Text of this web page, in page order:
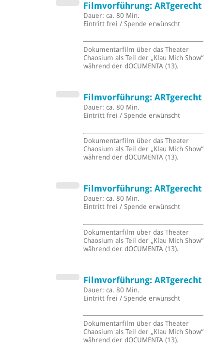
Filmvorführung: ARTgerecht
Dauer: ca. 80 Min.
Eintritt frei / Spende erwünscht
Dokumentarfilm über das Theater
Chaosium als Teil der „Klau Mich Show“
während der dOCUMENTA (13).
Filmvorführung: ARTgerecht
Dauer: ca. 80 Min.
Eintritt frei / Spende erwünscht
Dokumentarfilm über das Theater
Chaosium als Teil der „Klau Mich Show“
während der dOCUMENTA (13).
Filmvorführung: ARTgerecht
Dauer: ca. 80 Min.
Eintritt frei / Spende erwünscht
Dokumentarfilm über das Theater
Chaosium als Teil der „Klau Mich Show“
während der dOCUMENTA (13).
Filmvorführung: ARTgerecht
Dauer: ca. 80 Min.
Eintritt frei / Spende erwünscht
Dokumentarfilm über das Theater
Chaosium als Teil der „Klau Mich Show“
während der dOCUMENTA (13).